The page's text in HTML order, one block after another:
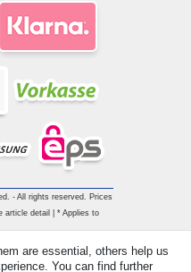
- All rights reserved. Prices
article detail | * Applies to
are essential, others help us
You can find further